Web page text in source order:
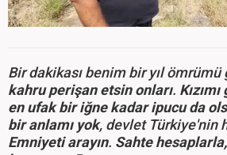
Bir dakikası benim bir yıl ömrümü
kahru perişan etsin onları.
en ufak bir iğne kadar ipucu da
bir anlamı yok, devlet Türkiye'nin
Emniyeti arayın. Sahte hesaplarla,